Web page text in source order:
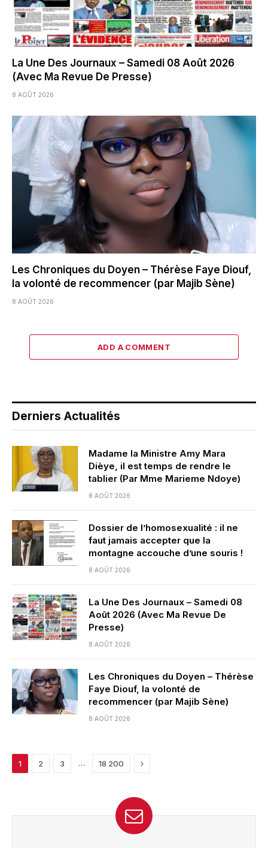
La Une Des Journaux – Samedi 08 Août 2026
(Avec Ma Revue De Presse)
8 AOÛT 2026
Les Chroniques du Doyen – Thérèse Faye Diouf,
la volonté de recommencer (par Majib Sène)
8 AOÛT 2026
ADD A COMMENT
Derniers Actualités
Madame la Ministre Amy Mara
Dièye, il est temps de rendre le
tablier (Par Mme Marieme Ndoye)
8 AOÛT 2026
Dossier de l’homosexualité : il ne
faut jamais accepter que la
montagne accouche d’une souris !
8 AOÛT 2026
La Une Des Journaux – Samedi 08
Août 2026 (Avec Ma Revue De
Presse)
8 AOÛT 2026
Les Chroniques du Doyen – Thérèse
Faye Diouf, la volonté de
recommencer (par Majib Sène)
8 AOÛT 2026
1 2 3 … 18 200 Next